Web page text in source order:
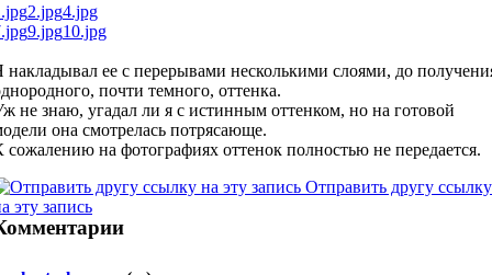
2.jpg4.jpg
9.jpg10.jpg
накладывал ее с перерывами несколькими слоями, до
почти темного, оттенка.
не знаю, угадал ли я с истинным оттенком, но на готовой
она смотрелась потрясающе.
сожалению на фотографиях оттенок полностью не передается.
Отправить другу ссылку
эту запись